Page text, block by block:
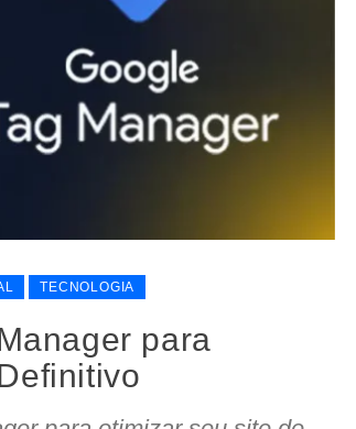
TECNOLOGIA
para